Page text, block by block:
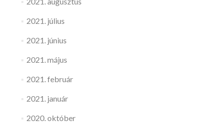
2021. július
2021. június
2021. május
2021. február
2021. január
2020. október